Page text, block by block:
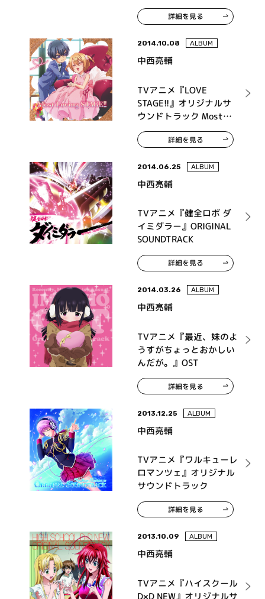
詳細を見る
2014.10.08 ALBUM
中西亮輔
TVアニメ『LOVE
STAGE!!』オリジナルサ
ウンドトラック Most
Loving STAGE!!
詳細を見る
2014.06.25 ALBUM
中西亮輔
TVアニメ『健全ロボ ダ
イミダラー』ORIGINAL
SOUNDTRACK
詳細を見る
2014.03.26 ALBUM
中西亮輔
TVアニメ『最近、妹のよ
うすがちょっとおかしい
んだが。』OST
詳細を見る
2013.12.25 ALBUM
中西亮輔
TVアニメ『ワルキューレ
ロマンツェ』オリジナル
サウンドトラック
詳細を見る
2013.10.09 ALBUM
中西亮輔
TVアニメ『ハイスクール
D×D NEW』オリジナルサ